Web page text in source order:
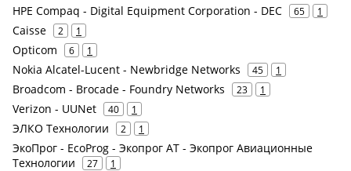
HPE Compaq - Digital Equipment Corporation - DEC 65 1
Caisse 2 1
Opticom 6 1
Nokia Alcatel-Lucent - Newbridge Networks 45 1
Broadcom - Brocade - Foundry Networks 23 1
Verizon - UUNet 40 1
ЭЛКО Технологии 2 1
ЭкоПрог - EcoProg - Экопрог АТ - Экопрог Авиационные
Технологии
27 1